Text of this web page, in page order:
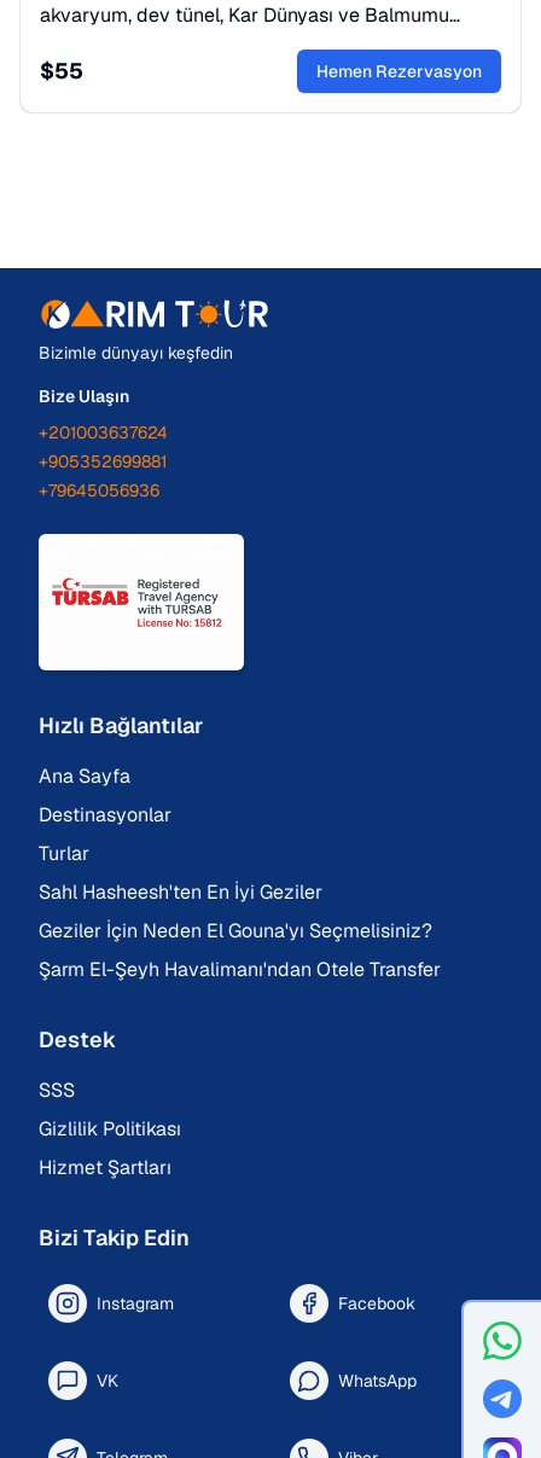
akvaryum, dev tünel, Kar Dünyası ve Balmumu
Heykel Müzesi bir arada. Ailenizle unutulmaz bir
gün için biletinizi ayırtın.
$55 Hemen Rezervasyon
Bizimle dünyayı keşfedin
Bize Ulaşın
+201003637624
+905352699881
+79645056936
Hızlı Bağlantılar
Ana Sayfa
Destinasyonlar
Turlar
Sahl Hasheesh'ten En İyi Geziler
Geziler İçin Neden El Gouna'yı Seçmelisiniz?
Şarm El-Şeyh Havalimanı'ndan Otele Transfer
Destek
SSS
Gizlilik Politikası
Hizmet Şartları
Bizi Takip Edin
Instagram Facebook
VK WhatsApp